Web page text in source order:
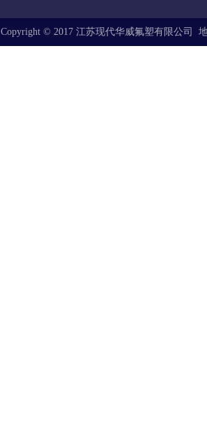
Copyright © 2017 江苏现代华威氟塑有限公司